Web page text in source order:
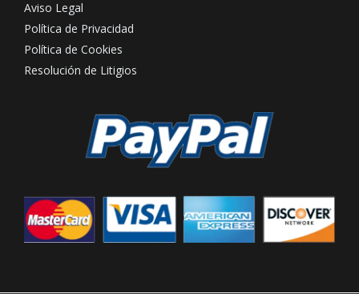
Aviso Legal
Política de Privacidad
Política de Cookies
Resolución de Litigios